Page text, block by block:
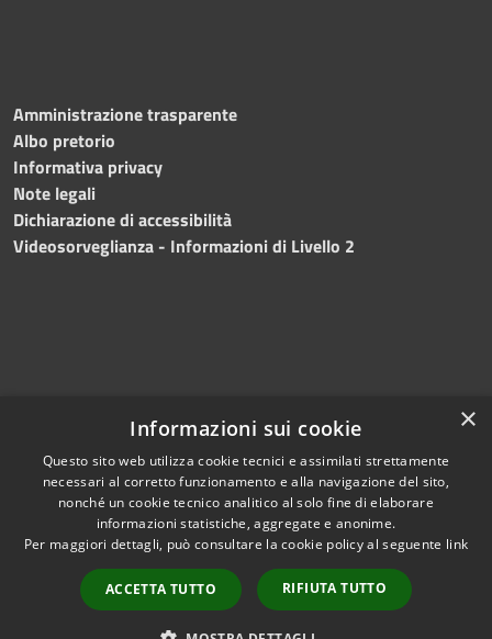
Amministrazione trasparente
Albo pretorio
Informativa privacy
Note legali
Dichiarazione di accessibilità
Videosorveglianza - Informazioni di Livello 2
Accessibilità
Privacy
Mappa del sito
Copyright © 2024 •
Comune di Mazara del
Vallo• Powered
byMunicipium• Redazione
×
Informazioni sui cookie
Questo sito web utilizza cookie tecnici e assimilati strettamente
necessari al corretto funzionamento e alla navigazione del sito,
nonché un cookie tecnico analitico al solo fine di elaborare
informazioni statistiche, aggregate e anonime.
Per maggiori dettagli, può consultare la cookie policy al seguente link
ACCETTA TUTTO RIFIUTA TUTTO